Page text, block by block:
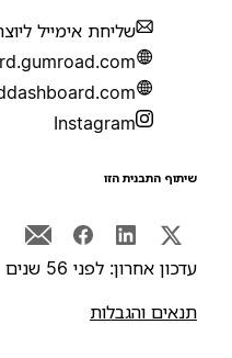
שליחת אימייל ליוצר/ת
Instagram
התבנית הזו
אחרון: לפני 56 שנים
והגבלות